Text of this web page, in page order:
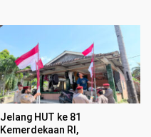
Jelang HUT ke 81
Kemerdekaan RI,